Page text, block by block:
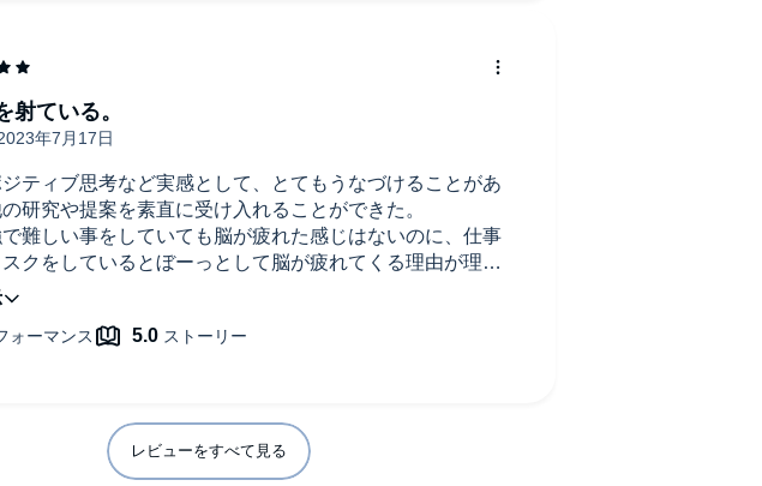
ティブ思考など実感として、とてもうなづけることがあ
研究や提案を素直に受け入れることができた。
難しい事をしていても脳が疲れた感じはないのに、仕事
クをしているとぼーっとして脳が疲れてくる理由が理解
射ている。
レビューをすべて見る